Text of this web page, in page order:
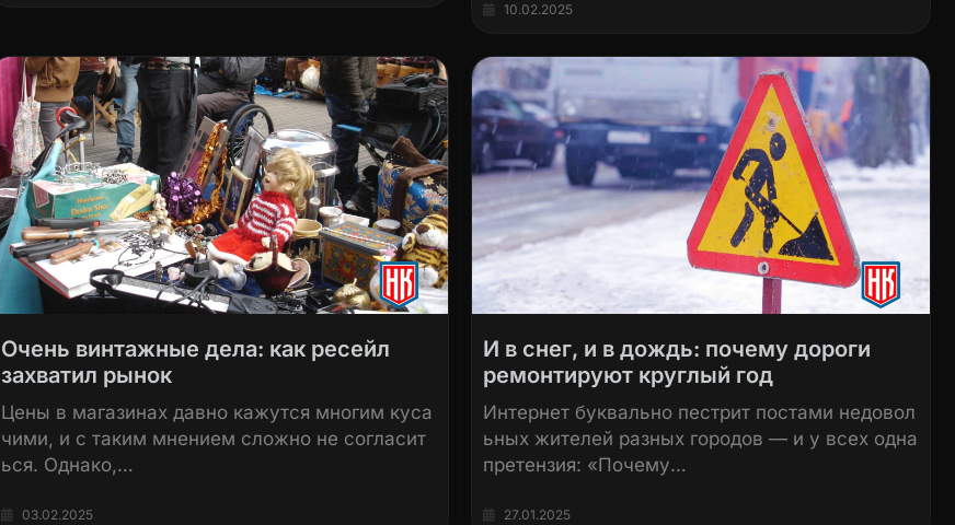
10.02.2025
Очень винтажные дела: как ресейл
захватил рынок
Цены в магазинах давно кажутся многим куса
чими, и с таким мнением сложно не согласит
ься. Однако,…
03.02.2025
И в снег, и в дождь: почему дороги
ремонтируют круглый год
Интернет буквально пестрит постами недовол
ьных жителей разных городов — и у всех одна
претензия: «Почему…
27.01.2025